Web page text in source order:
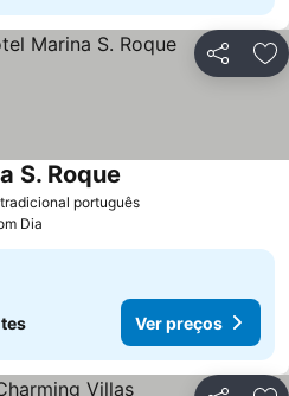
Partilhar
português
S. Roque
Dia
Ver preços